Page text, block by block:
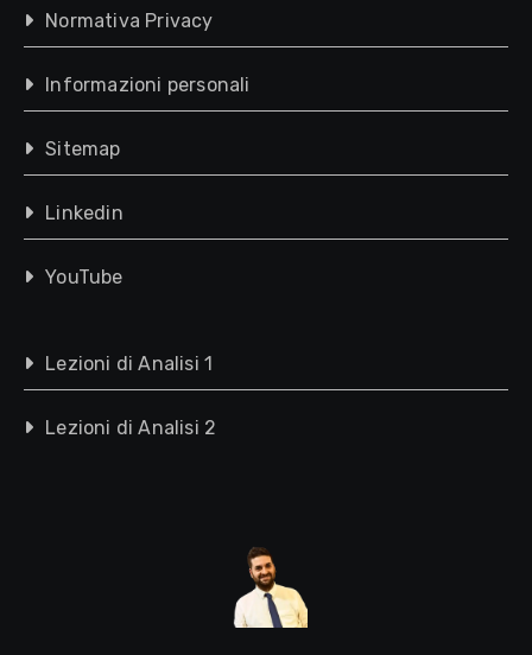
Normativa Privacy
Informazioni personali
Sitemap
Linkedin
YouTube
Lezioni di Analisi 1
Lezioni di Analisi 2